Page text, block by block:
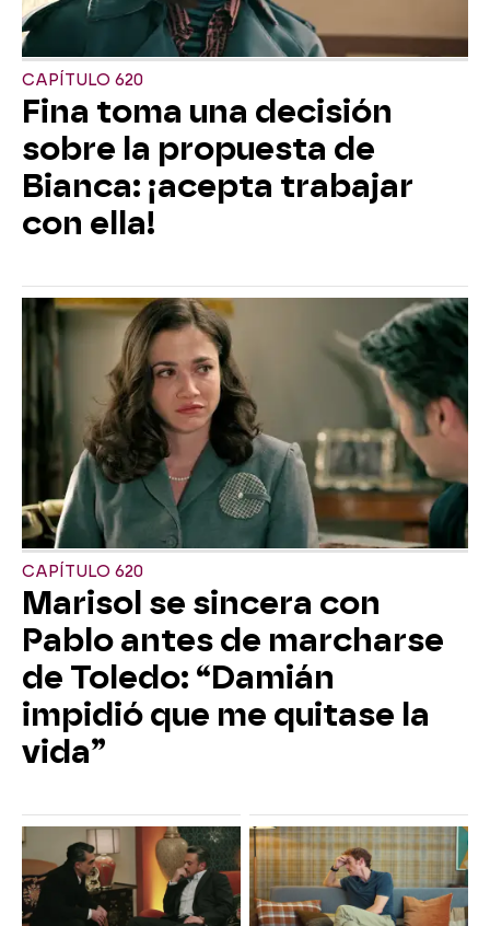
CAPÍTULO 620
Fina toma una decisión
sobre la propuesta de
Bianca: ¡acepta trabajar
con ella!
CAPÍTULO 620
Marisol se sincera con
Pablo antes de marcharse
de Toledo: “Damián
impidió que me quitase la
vida”